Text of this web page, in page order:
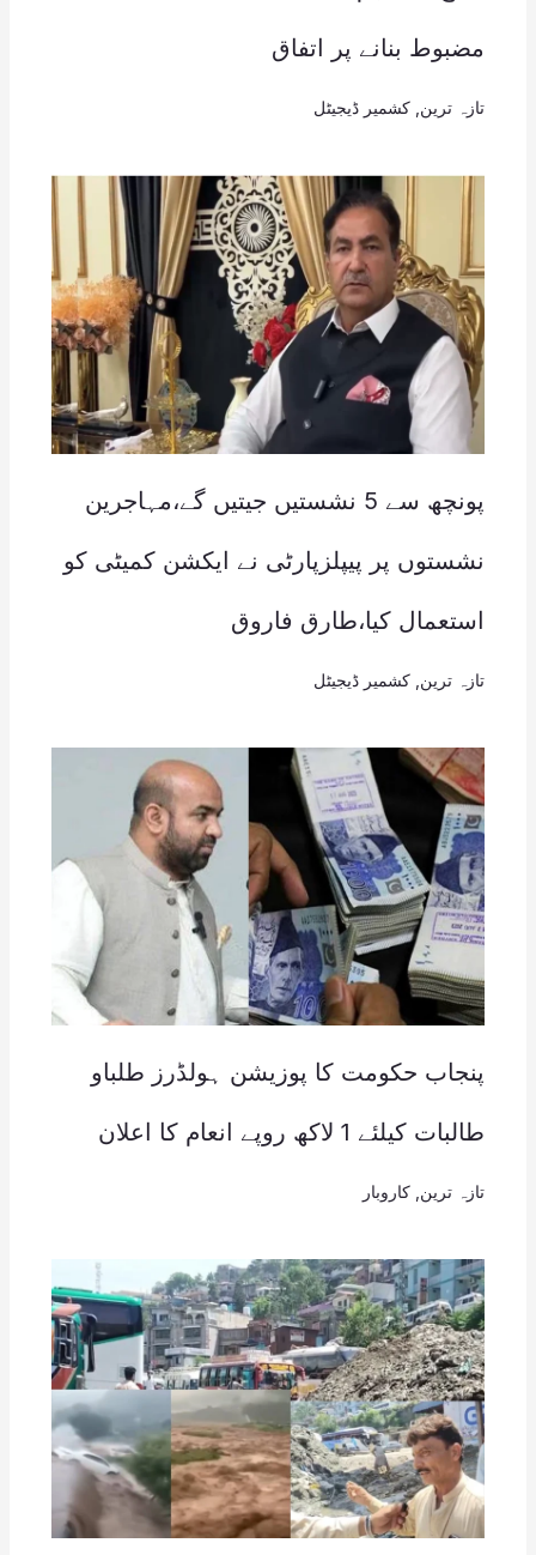
مضبوط بنانے پر اتفاق
تازہ ترین کشمیر ڈیجیٹل
پونچھ سے 5 نشستیں جیتیں گے،مہاجرین
نشستوں پر پیپلزپارٹی نے ایکشن کمیٹی کو
استعمال کیا،طارق فاروق
تازہ ترین کشمیر ڈیجیٹل
پنجاب حکومت کا پوزیشن ہولڈرز طلباو
طالبات کیلئے 1 لاکھ روپے انعام کا اعلان
تازہ ترین کاروبار